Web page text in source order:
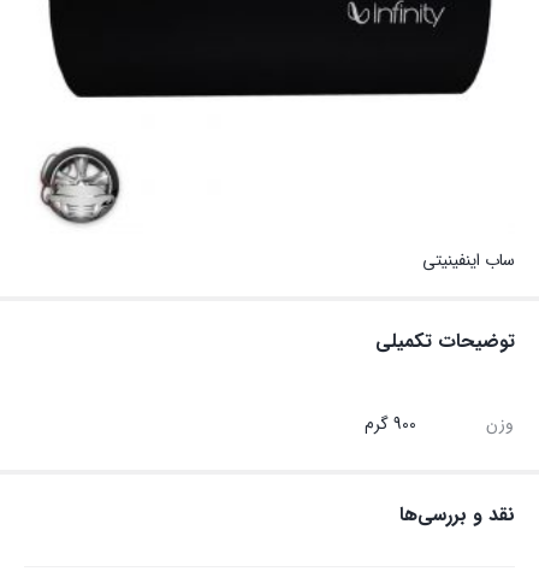
ساب اینفینیتی
توضیحات تکمیلی
وزن 900 گرم
نقد و بررسی‌ها